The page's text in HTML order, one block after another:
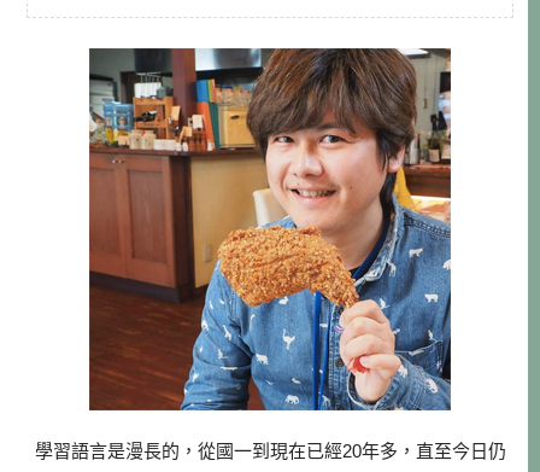
學習語言是漫長的，從國一到現在已經20年多，直至今日仍